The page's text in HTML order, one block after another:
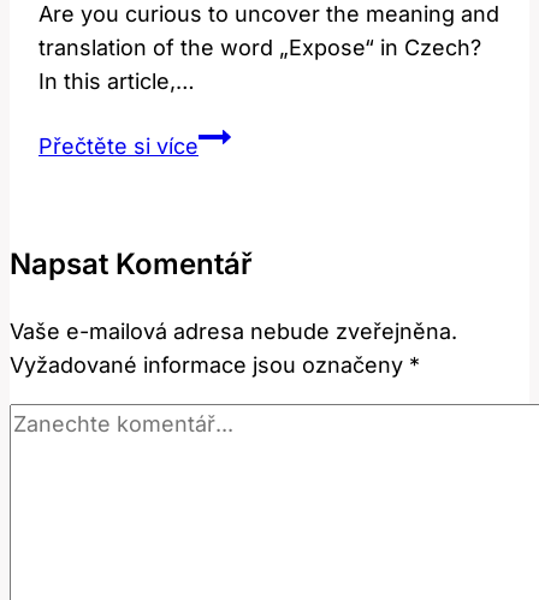
Are you curious to uncover the meaning and
translation of the word „Expose“ in Czech?
In this article,…
Přečtěte si víceExpose:
Překlad
Význam?
Napsat Komentář
Vaše e-mailová adresa nebude zveřejněna.
Vyžadované informace jsou označeny *